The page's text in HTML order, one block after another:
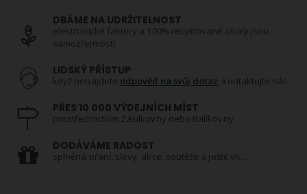
DBÁME NA UDRŽITELNOST
elektronické faktury a 100% recyklované obaly jsou
samozřejmostí
LIDSKÝ PŘÍSTUP
když nenajdete odpověď na svůj dotaz, kontaktujte nás
PŘES 10 000 VÝDEJNÍCH MÍST
prostřednictvím Zásilkovny nebo Balíkovny
DODÁVÁME RADOST
splněná přání, slevy, akce, soutěže a ještě víc...